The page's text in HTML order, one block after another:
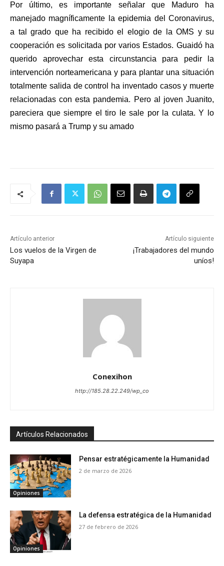
Por último, es importante señalar que Maduro ha
manejado magníficamente la epidemia del Coronavirus,
a tal grado que ha recibido el elogio de la OMS y su
cooperación es solicitada por varios Estados. Guaidó ha
querido aprovechar esta circunstancia para pedir la
intervención norteamericana y para plantar una situación
totalmente salida de control ha inventado casos y muerte
relacionadas con esta pandemia. Pero al joven Juanito,
pareciera que siempre el tiro le sale por la culata. Y lo
mismo pasará a Trump y su amado
Artículo anterior
Los vuelos de la Virgen de
Suyapa
Artículo siguiente
¡Trabajadores del mundo
uníos!
Conexihon
http://185.28.22.249/wp_co
Artículos Relacionados
Opiniones
Pensar estratégicamente la Humanidad
2 de marzo de 2026
Opiniones
La defensa estratégica de la Humanidad
27 de febrero de 2026